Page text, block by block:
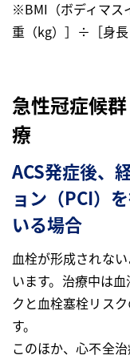
※BMI（ボディマス
重（kg）］÷［身長
急性冠症候
療
ACS発症後、
ョン（PCI）
いる場合
血栓が形成されな
います。治療中は
クと血栓塞栓リス
す。
このほか、心不全